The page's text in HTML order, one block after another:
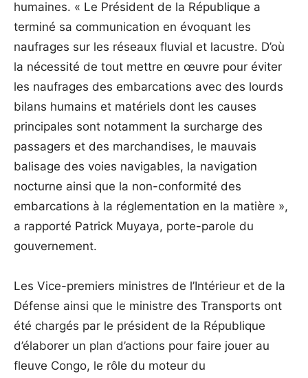
humaines. « Le Président de la République a
terminé sa communication en évoquant les
naufrages sur les réseaux fluvial et lacustre. D’où
la nécessité de tout mettre en œuvre pour éviter
les naufrages des embarcations avec des lourds
bilans humains et matériels dont les causes
principales sont notamment la surcharge des
passagers et des marchandises, le mauvais
balisage des voies navigables, la navigation
nocturne ainsi que la non-conformité des
embarcations à la réglementation en la matière »,
a rapporté Patrick Muyaya, porte-parole du
gouvernement.
Les Vice-premiers ministres de l’Intérieur et de la
Défense ainsi que le ministre des Transports ont
été chargés par le président de la République
d’élaborer un plan d’actions pour faire jouer au
fleuve Congo, le rôle du moteur du